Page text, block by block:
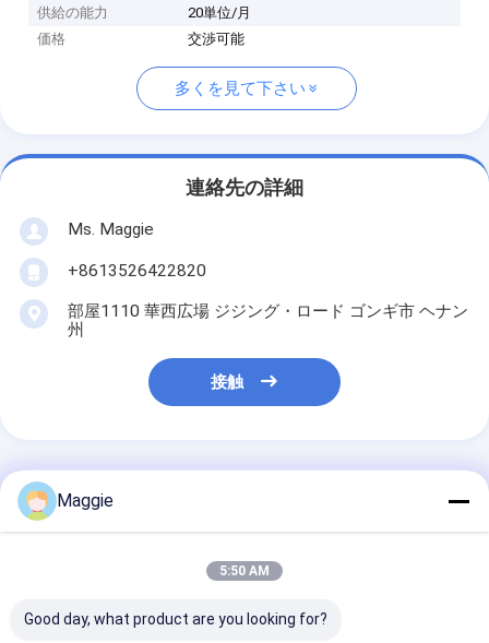
供給の能力
20単位/月
価格
交渉可能
多くを見て下さい
連絡先の詳細
Ms. Maggie
+8613526422820
部屋1110 華西広場 ジジング・ロード ゴンギ市 ヘナン
州
接触
水平の廃棄紙 水力製のバレ
ルバレー機
Maggie
5:50 AM
Good day, what product are you looking for?